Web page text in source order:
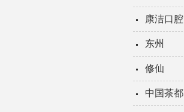
康洁口腔
东州
修仙
中国茶都